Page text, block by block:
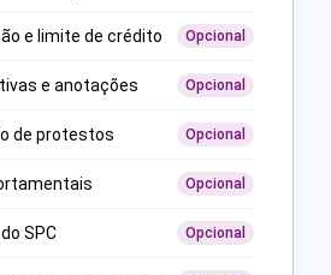
e limite de crédito Opcional
e anotações Opcional
de protestos Opcional
Opcional
SPC Opcional